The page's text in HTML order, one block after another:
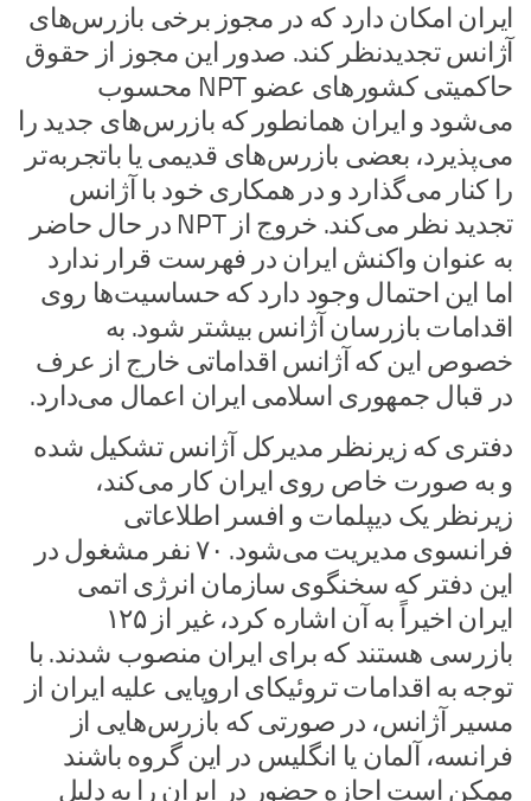
ایران امکان دارد که در مجوز برخی بازرس‌های
آژانس تجدیدنظر کند. صدور این مجوز از حقوق
حاکمیتی کشورهای عضو NPT محسوب
می‌شود و ایران همانطور که بازرس‌های جدید را
می‌پذیرد، بعضی بازرس‌های قدیمی یا باتجربه‌تر
را کنار می‌گذارد و در همکاری خود با آژانس
تجدید نظر می‌کند. خروج از NPT در حال حاضر
به عنوان واکنش ایران در فهرست قرار ندارد
اما این احتمال وجود دارد که حساسیت‌ها روی
اقدامات بازرسان آژانس بیشتر شود. به
خصوص این که آژانس اقداماتی خارج از عرف
در قبال جمهوری اسلامی ایران اعمال می‌دارد.
دفتری که زیرنظر مدیرکل آژانس تشکیل شده
و به صورت خاص روی ایران کار می‌کند،
زیرنظر یک دیپلمات و افسر اطلاعاتی
فرانسوی مدیریت می‌شود. ۷۰ نفر مشغول در
این دفتر که سخنگوی سازمان انرژی اتمی
ایران اخیراً به آن اشاره کرد، غیر از ۱۲۵
بازرسی هستند که برای ایران منصوب شدند. با
توجه به اقدامات تروئیکای اروپایی علیه ایران از
مسیر آژانس، در صورتی که بازرس‌هایی از
فرانسه، آلمان یا انگلیس در این گروه باشند
ممکن است اجازه حضور در ایران را به دلیل